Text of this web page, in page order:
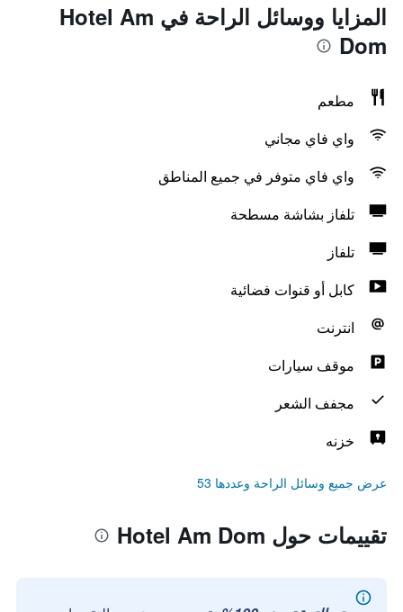
المزايا ووسائل الراحة في Hotel Am
Dom
مطعم
واي فاي مجاني
واي فاي متوفر في جميع المناطق
تلفاز بشاشة مسطحة
تلفاز
كابل أو قنوات فضائية
انترنت
موقف سيارات
مجفف الشعر
خزنه
عرض جميع وسائل الراحة وعددها 53
تقييمات حول Hotel Am Dom